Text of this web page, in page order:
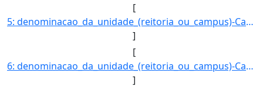
[
5: denominacao_da_unidade_(reitoria_ou_campus)-Campus_Corumba-registro_do_imovel_no_SPIUnet-90630046450]
]
[
6: denominacao_da_unidade_(reitoria_ou_campus)-Campus_Coxim-registro_do_imovel_no_SPIUnet-9065000515004]
]